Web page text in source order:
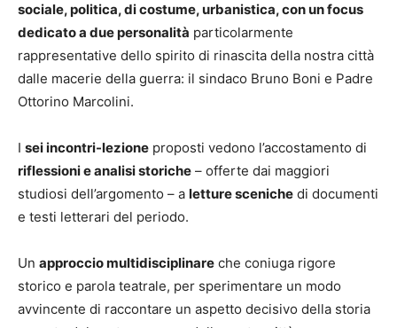
sociale, politica, di costume, urbanistica, con un focus
dedicato a due personalità particolarmente
rappresentative dello spirito di rinascita della nostra città
dalle macerie della guerra: il sindaco Bruno Boni e Padre
Ottorino Marcolini.
I sei incontri-lezione proposti vedono l’accostamento di
riflessioni e analisi storiche – offerte dai maggiori
studiosi dell’argomento – a letture sceniche di documenti
e testi letterari del periodo.
Un approccio multidisciplinare che coniuga rigore
storico e parola teatrale, per sperimentare un modo
avvincente di raccontare un aspetto decisivo della storia